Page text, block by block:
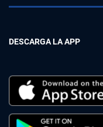
DESCARGA LA APP